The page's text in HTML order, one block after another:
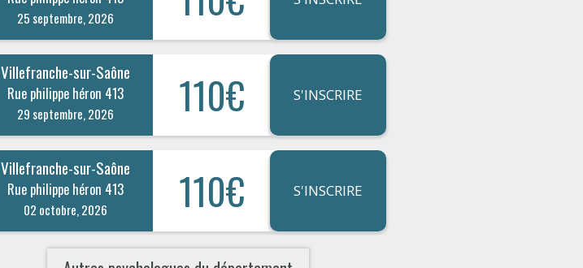
25 septembre, 2026
Villefranche-sur-Saône
Rue philippe héron 413
29 septembre, 2026 110€ S'INSCRIRE
Villefranche-sur-Saône
Rue philippe héron 413
02 octobre, 2026 110€ S'INSCRIRE